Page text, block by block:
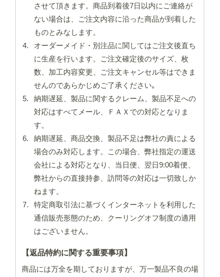
させて頂きます。商品到着後7日以内にご連絡が
ない場合は、ご注文内容に沿った商品が到着した
ものとみなします。
オーダーメイド・別注品に関してはご注文後直ち
に生産を行います。ご注文確定後のサイズ、枚
数、加工内容変更、ご注文キャンセル等はできま
せんのであらかじめご了承ください｡
納期遅延、製品に関するクレーム、製品不足への
対応はすべてメール、ＦＡＸでの対応となりま
す。
納期遅延、商品交換、製品不足は弊社の責による
場合のみ対応します。この場合、弊社指定の運送
会社による対応となり、当日便、翌日9:00着便、
弊社からの直接持参、訪問等の対応は一切致しか
ねます。
特定商取引法に基づくインターネットを利用した
通信販売形態のため、クーリングオフ制度の適用
はございません。
【返品特約に関する重要事項】
商品には万全を期しておりますが、万一製品不良の場